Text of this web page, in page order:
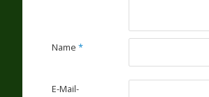
Name *
E-Mail-